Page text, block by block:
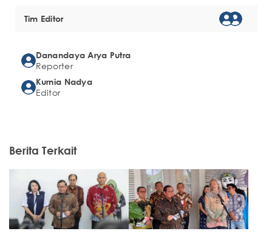
Tim Editor
Danandaya Arya Putra
Reporter
Kurnia Nadya
Editor
Berita Terkait